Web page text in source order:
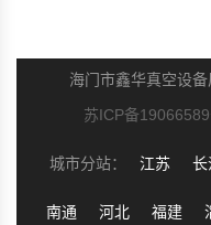
海门市鑫华真空设
苏ICP备
城市分站： 江苏 长
南通 河北 福建